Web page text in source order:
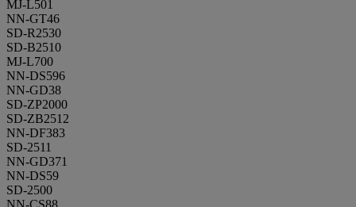
MJ-L501
NN-GT46
SD-R2530
SD-B2510
MJ-L700
NN-DS596
NN-GD38
SD-ZP2000
SD-ZB2512
NN-DF383
SD-2511
NN-GD371
NN-DS59
SD-2500
NN-CS88